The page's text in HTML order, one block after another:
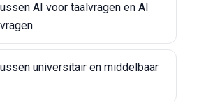
AI voor taalvragen en AI
universitair en middelbaar